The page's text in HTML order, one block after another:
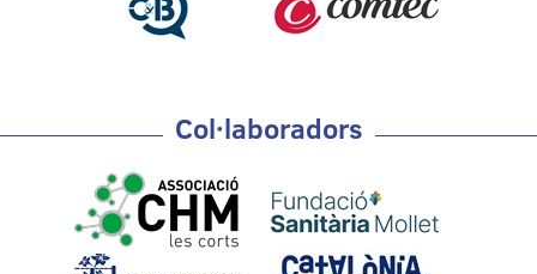
Col·laboradors